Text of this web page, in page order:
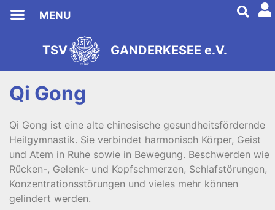
MENU
TSV
seit1892
GANDERKESEE e.V.
Qi Gong
Qi Gong ist eine alte chinesische gesundheitsfördernde
Heilgymnastik. Sie verbindet harmonisch Körper, Geist
und Atem in Ruhe sowie in Bewegung. Beschwerden wie
Rücken-, Gelenk- und Kopfschmerzen, Schlafstörungen,
Konzentrationsstörungen und vieles mehr können
gelindert werden.